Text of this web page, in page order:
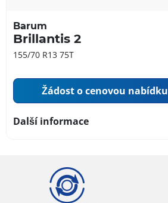
Barum
Brillantis 2
155/70 R13 75T
Žádost o cenovou nabídku
Další informace